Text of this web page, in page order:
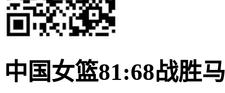
中国女篮81:68战胜